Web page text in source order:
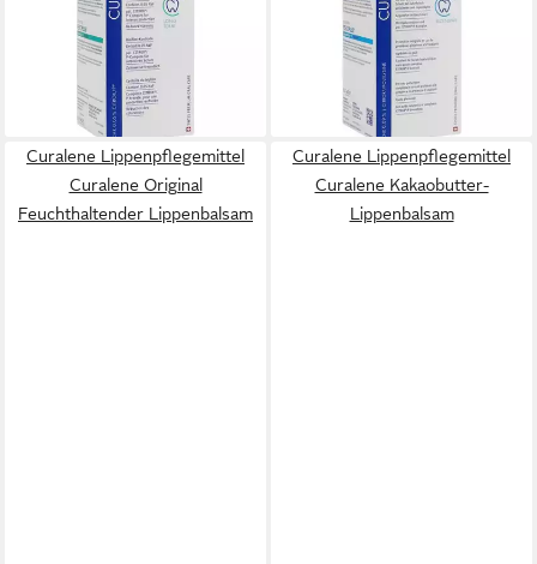
Mundspülung CHX 0,05%,
(65,95 €/ 1 l)
lieferbar - in 4-5 Werktagen bei dir
Mundspül.CHX 0,09%, 200 ml
12,99 €
(64,95 €/ 1 l)
lieferbar - in 4-5 Werktagen bei dir
Curalene Lippenpflegemittel
Curalene Original
Feuchthaltender Lippenbalsam
Curalene Lippenpflegemittel
Curalene Kakaobutter-
Lippenbalsam